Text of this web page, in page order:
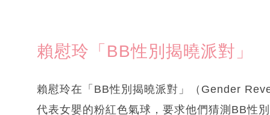
賴慰玲「BB性別揭曉派對」
賴慰玲在「BB性別揭曉派對」（Gender
代表女嬰的粉紅色氣球，要求他們猜測BB性